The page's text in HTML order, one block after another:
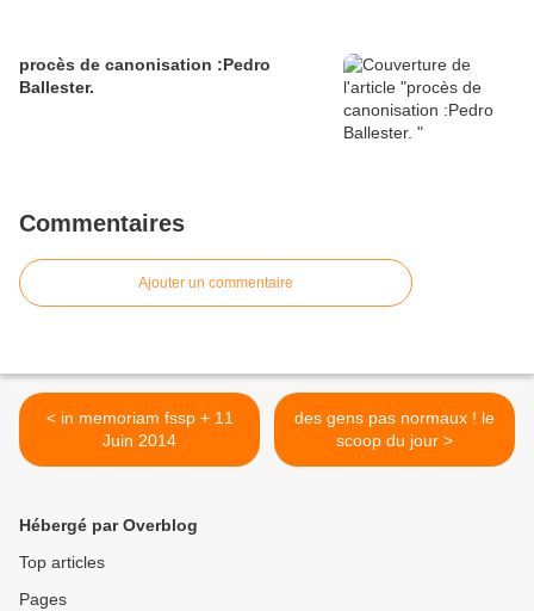
procès de canonisation :Pedro
Ballester.
Commentaires
Ajouter un commentaire
< in memoriam fssp + 11
Juin 2014
des gens pas normaux ! le
scoop du jour >
Hébergé par Overblog
Top articles
Pages